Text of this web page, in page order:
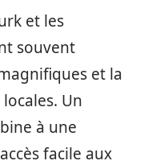
et les
souvent
et la
Un
à une
facile aux